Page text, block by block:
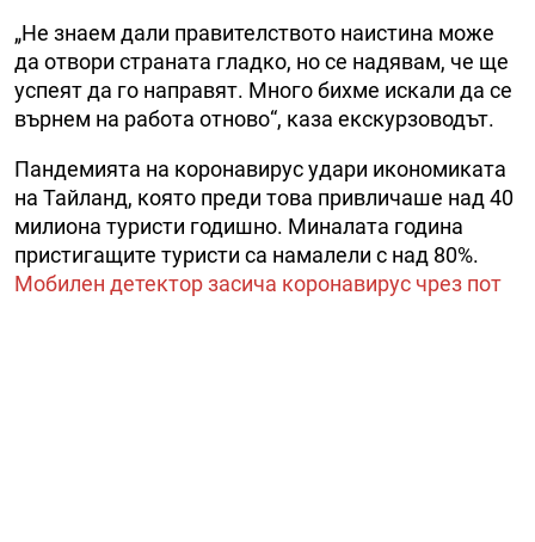
„Не знаем дали правителството наистина може
да отвори страната гладко, но се надявам, че ще
успеят да го направят. Много бихме искали да се
върнем на работа отново“, каза екскурзоводът.
Пандемията на коронавирус удари икономиката
на Тайланд, която преди това привличаше над 40
милиона туристи годишно. Миналата година
пристигащите туристи са намалели с над 80%.
Мобилен детектор засича коронавирус чрез пот